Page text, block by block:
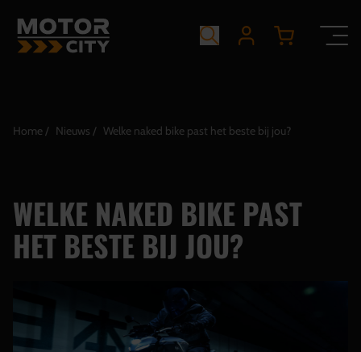
Home Nieuws Welke naked bike past het beste bij jou?
WELKE NAKED BIKE PAST
HET BESTE BIJ JOU?